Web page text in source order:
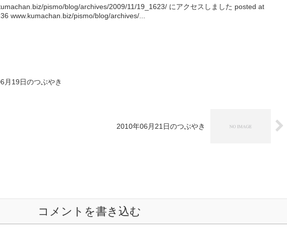
pismo/blog/archives/2009/11/19_1623/ にアクセスしました posted at
www.kumachan.biz/pismo/blog/archives/...
月19日のつぶやき
2010年06月21日のつぶやき
コメントを書き込む